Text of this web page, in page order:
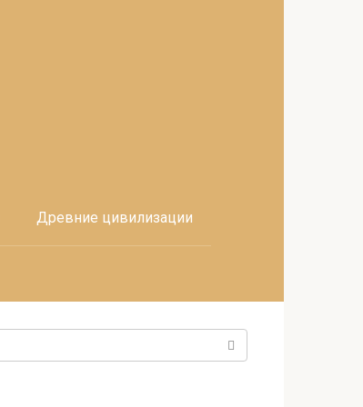
Древние цивилизации